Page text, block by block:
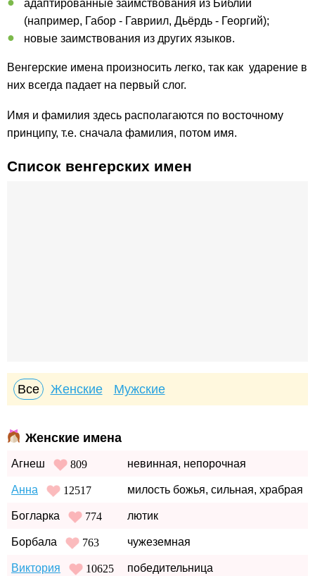
адаптированные заимствования из Библии
(например, Габор - Гавриил, Дьёрдь - Георгий);
новые заимствования из других языков.
Венгерские имена произносить легко, так как ударение в
них всегда падает на первый слог.
Имя и фамилия здесь располагаются по восточному
принципу, т.е. сначала фамилия, потом имя.
Список венгерских имен
Все Женские Мужские
Женские имена
Агнеш 809 невинная, непорочная
Анна 12517 милость божья, сильная, храбрая
Богларка 774 лютик
Борбала 763 чужеземная
Виктория 10625 победительница